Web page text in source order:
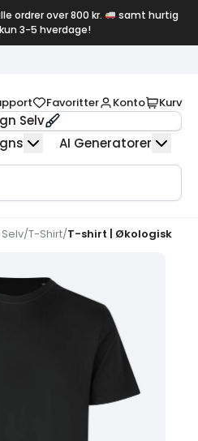
ordrer over 800 kr.
samt hurtig
3-5 hverdage!
Favoritter Konto Kurv
Selv
AI Generatorer
/T-Shirt/T-shirt | Økologisk